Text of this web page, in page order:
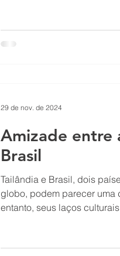
mais remota, podendo citar
greco-romana, em que
Amizade entre
Brasil
Tailândia e Brasil, dois
globo, podem parecer uma
entanto, seus laços
29 de nov. de 2024